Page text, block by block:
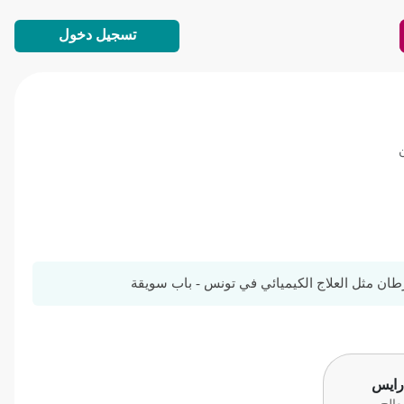
تسجيل دخول
مثل العلاج الكيميائي في تونس - باب سويقة
رايس